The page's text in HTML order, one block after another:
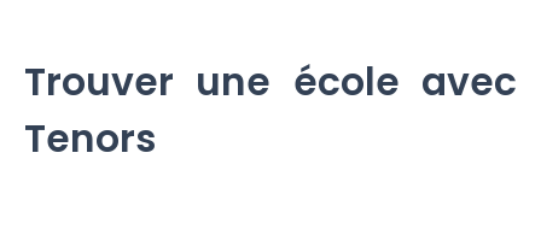
Trouver une école avec
Tenors